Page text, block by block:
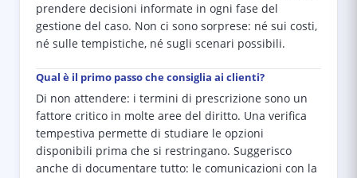
prendere decisioni informate in ogni fase del
gestione del caso. Non ci sono sorprese: né sui costi,
né sulle tempistiche, né sugli scenari possibili.
Qual è il primo passo che consiglia ai clienti?
Di non attendere: i termini di prescrizione sono un
fattore critico in molte aree del diritto. Una verifica
tempestiva permette di studiare le opzioni
disponibili prima che si restringano. Suggerisco
anche di documentare tutto: le comunicazioni con la